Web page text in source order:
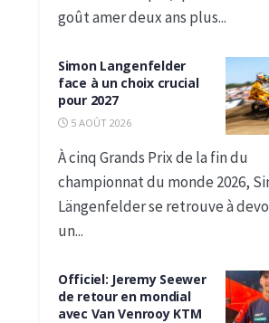
goût amer deux ans plus...
Simon Langenfelder
face à un choix crucial
pour 2027
5 AOÛT 2026
À cinq Grands Prix de la fin du
championnat du monde 2026,
Längenfelder se retrouve à
un...
Officiel: Jeremy Seewer
de retour en mondial
avec Van Venrooy KTM